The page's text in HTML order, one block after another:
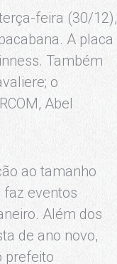
feira (30/12),
A placa
Também
o
Abel
ao tamanho
eventos
Além dos
de ano novo,
prefeito